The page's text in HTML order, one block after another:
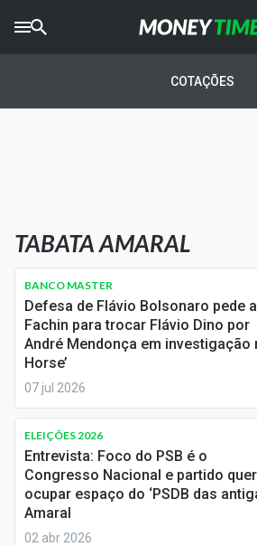
AGROTIMES
Newsletters
Money Trader
Anuncie
Newsletters
Cotações
Comprar ou vender?
Carteiras Recomendadas
COTAÇÕES
TABATA AMARAL
BANCO MASTER
Defesa de Flávio Bolsonaro pede a
Fachin para trocar Flávio Dino por
André Mendonça em investigação
Horse’
07 jul 2026
ELEIÇÕES 2026
Entrevista: Foco do PSB é o
Congresso Nacional e partido quer
ocupar espaço do ‘PSDB das
Amaral
02 abr 2026